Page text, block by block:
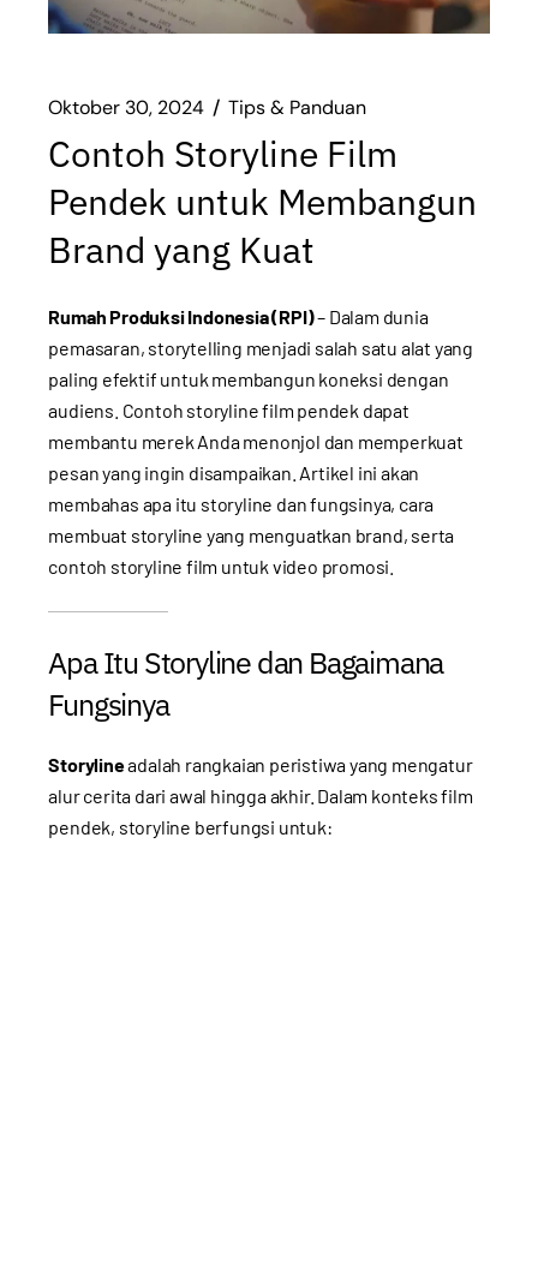
Oktober 30, 2024 Tips & Panduan
Contoh Storyline Film
Pendek untuk Membangun
Brand yang Kuat
Rumah Produksi Indonesia (RPI)– Dalam dunia
pemasaran, storytelling menjadi salah satu alat yang
paling efektif untuk membangun koneksi dengan
audiens. Contoh storyline film pendek dapat
membantu merek Anda menonjol dan memperkuat
pesan yang ingin disampaikan. Artikel ini akan
membahas apa itu storyline dan fungsinya, cara
membuat storyline yang menguatkan brand, serta
contoh storyline film untuk video promosi.
Apa Itu Storyline dan Bagaimana
Fungsinya
Storylineadalah rangkaian peristiwa yang mengatur
alur cerita dari awal hingga akhir. Dalam konteks film
pendek, storyline berfungsi untuk: